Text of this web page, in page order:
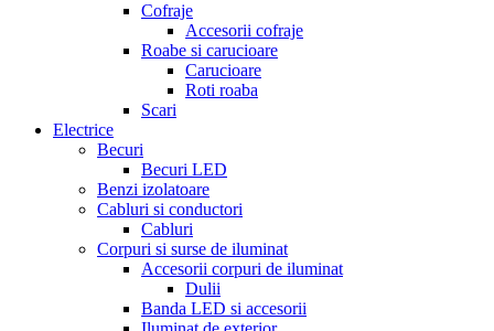
Cofraje
Accesorii cofraje
Roabe si carucioare
Carucioare
Roti roaba
Scari
Electrice
Becuri
Becuri LED
Benzi izolatoare
Cabluri si conductori
Cabluri
Corpuri si surse de iluminat
Accesorii corpuri de iluminat
Dulii
Banda LED si accesorii